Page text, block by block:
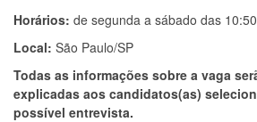
Horários: de segunda a sábado das
Local: São Paulo/SP
Todas as informações sobre a vaga
explicadas aos candidatos(as)
possível entrevista.